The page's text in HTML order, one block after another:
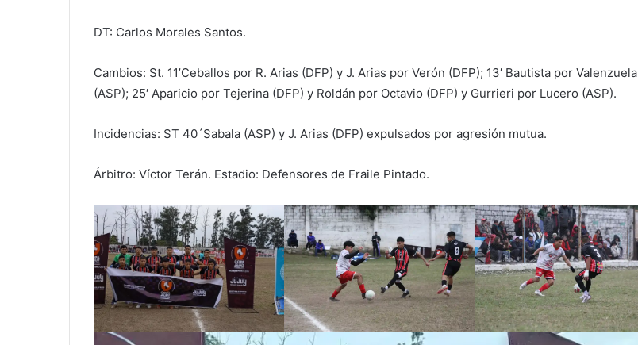
DT: Carlos Morales Santos.
Cambios: St. 11’Ceballos por R. Arias (DFP) y J. Arias por Verón (DFP); 13′ Bautista por Valenzuela
(ASP); 25′ Aparicio por Tejerina (DFP) y Roldán por Octavio (DFP) y Gurrieri por Lucero (ASP).
Incidencias: ST 40´Sabala (ASP) y J. Arias (DFP) expulsados por agresión mutua.
Árbitro: Víctor Terán. Estadio: Defensores de Fraile Pintado.